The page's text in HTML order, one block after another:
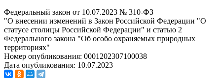
Федеральный закон от 10.07.2023 № 310-ФЗ
"О внесении изменений в Закон Российской Федерации "О
статусе столицы Российской Федерации" и статью 2
Федерального закона "Об особо охраняемых природных
территориях"
Номер опубликования: 0001202307100038
Дата опубликования: 10.07.2023